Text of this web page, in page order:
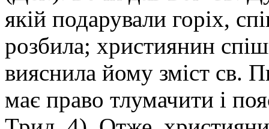
якій подарували горіх,
розбила; християнин
вияснила йому зміст св.
має право тлумачити і